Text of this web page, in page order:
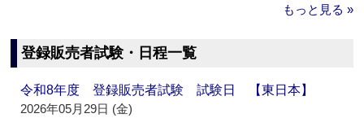
もっと見る »
登録販売者試験・日程一覧
令和8年度 登録販売者試験 試験日 【東日本】
2026年05月29日 (金)